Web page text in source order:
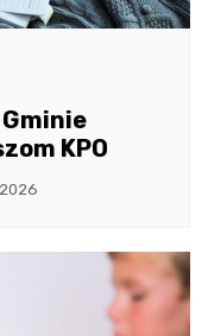
KPO